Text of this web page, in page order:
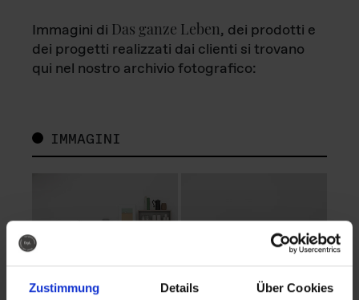
Zustimmung Details Über Cookies
Immagini di Das ganze Leben, dei prodotti e
dei progetti realizzati dai clienti si trovano
qui nel nostro archivio fotografico:
IMMAGINI